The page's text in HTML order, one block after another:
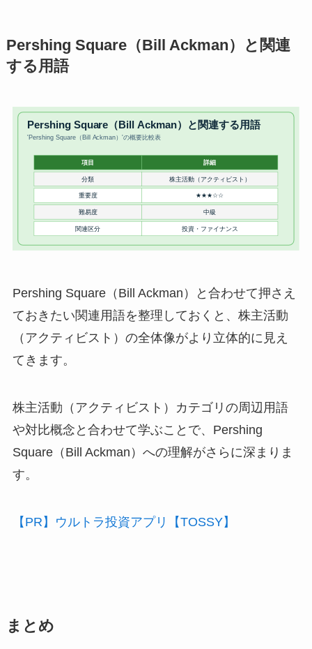
Pershing Square（Bill Ackman）と関連
する用語
Pershing Square（Bill Ackman）と合わせて押さえ
ておきたい関連用語を整理しておくと、株主活動
（アクティビスト）の全体像がより立体的に見え
てきます。
株主活動（アクティビスト）カテゴリの周辺用語
や対比概念と合わせて学ぶことで、Pershing
Square（Bill Ackman）への理解がさらに深まりま
す。
【PR】ウルトラ投資アプリ【TOSSY】
まとめ